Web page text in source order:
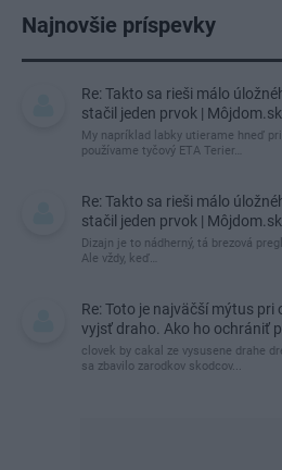
Najnovšie príspevky
Re: Takto sa rieši málo
stačil jeden prvok | Môjdom.sk
My napríklad labky utierame hneď
používame tyčový ETA Terier…
Re: Takto sa rieši málo
stačil jeden prvok | Môjdom.sk
Dizajn je to nádherný, tá brezová
Ale vždy, keď…
Re: Toto je najväčší mýtus
vyjsť draho. Ako ho ochrániť
clovek by cakal ze vysusene drahe
sa zbavilo zarodkov skodcov...